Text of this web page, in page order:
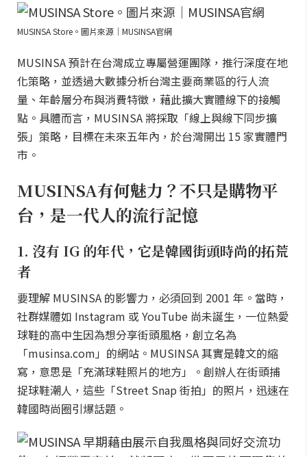
MUSINSA Store。圖片來源｜MUSINSA官網
MUSINSA 預計在台灣成立專屬營運團隊，推行深度在地
化策略，並透過大數據分析台灣主要商業區的行人流
量、年齡層分布與消費特徵，藉此擴大實體線下的接觸
點。具體而言，MUSINSA 將採取「線上與線下同步擴
張」策略，目標在未來五年內，於台灣開出 15 家實體門
市。
MUSINSA有何魅力？不只是購物平
台，是一代人的流行記憶
1. 沒有 IG 的年代，它是韓國街頭時尚的拓荒
者
要理解 MUSINSA 的影響力，必須回到 2001 年。當時，
社群媒體如 Instagram 或 YouTube 尚未誕生，一位熱愛
球鞋的高中生因為想分享街頭風格，創立名為
「musinsa.com」的網站。MUSINSA 其實是韓文的縮
寫，意思是「充滿球鞋照片的地方」。創辦人在街頭捕
捉球鞋潮人，這些「Street Snap 街拍」的照片，迅速在
韓國時尚圈引爆話題。